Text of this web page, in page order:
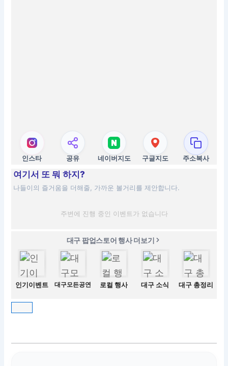
인스타 공유 네이버지도 구글지도 주소복사
여기서 또 뭐 하지?
나들이의 즐거움을 더해줄, 가까운 볼거리를 제안합니다.
주변에 진행 중인 이벤트가 없습니다
대구 팝업스토어 행사 더보기
인기이벤트 대구모든공연 로컬 행사 대구 소식 대구 총정리